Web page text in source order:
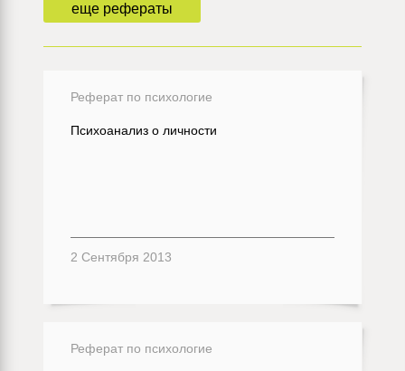
еще рефераты
Реферат по психологие
Психоанализ о личности
2 Сентября 2013
Реферат по психологие